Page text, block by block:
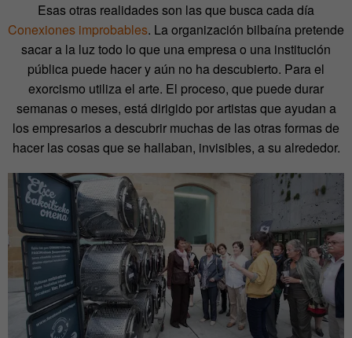
Esas otras realidades son las que busca cada día
Conexiones improbables. La organización bilbaína pretende
sacar a la luz todo lo que una empresa o una institución
pública puede hacer y aún no ha descubierto. Para el
exorcismo utiliza el arte. El proceso, que puede durar
semanas o meses, está dirigido por artistas que ayudan a
los empresarios a descubrir muchas de las otras formas de
hacer las cosas que se hallaban, invisibles, a su alrededor.